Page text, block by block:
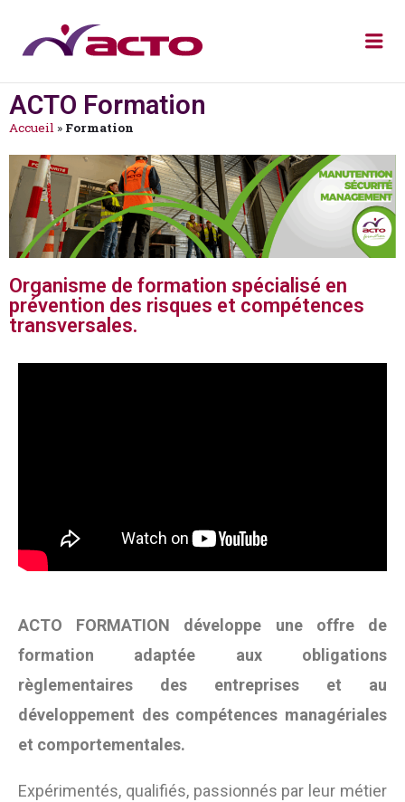
ACTO Formation
Accueil » Formation
Organisme de formation spécialisé en
prévention des risques et compétences
transversales.
ACTO FORMATION développe une offre de
formation adaptée aux obligations
règlementaires des entreprises et au
développement des compétences managériales
et comportementales.
Expérimentés, qualifiés, passionnés par leur métier